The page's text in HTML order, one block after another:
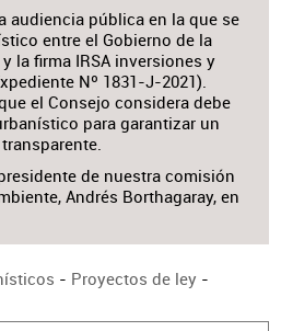
audiencia pública en la que se
entre el Gobierno de la
la firma IRSA inversiones y
Nº 1831-J-2021).
el Consejo considera debe
para garantizar un
de nuestra comisión
Andrés Borthagaray, en
- Proyectos de ley -